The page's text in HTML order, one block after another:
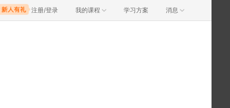
注册/登录 我的课程 学习方案 消息